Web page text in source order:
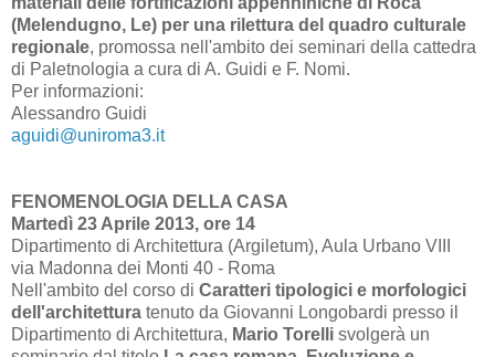
(Melendugno, Le) per una rilettura del quadro culturale
regionale, promossa nell'ambito dei seminari della cattedra
di Paletnologia a cura di A. Guidi e F. Nomi.
Per informazioni:
Alessandro Guidi
aguidi@uniroma3.it
FENOMENOLOGIA DELLA CASA
Martedì 23 Aprile 2013, ore 14
Dipartimento di Architettura (Argiletum), Aula Urbano VIII
via Madonna dei Monti 40 - Roma
Nell'ambito del corso di Caratteri tipologici e morfologici
dell'architettura tenuto da Giovanni Longobardi presso il
Dipartimento di Architettura, Mario Torelli svolgerà un